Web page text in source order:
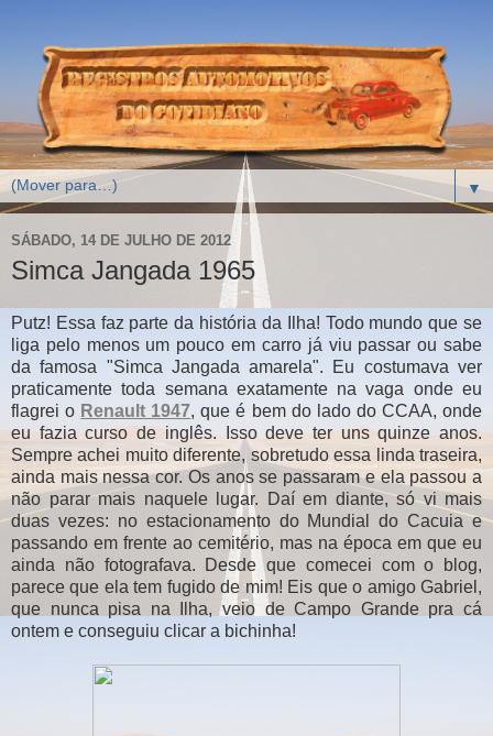
▼
SÁBADO, 14 DE JULHO DE 2012
Simca Jangada 1965
Putz! Essa faz parte da história da Ilha! Todo mundo que se
liga pelo menos um pouco em carro já viu passar ou sabe
da famosa "Simca Jangada amarela". Eu costumava ver
praticamente toda semana exatamente na vaga onde eu
flagrei o Renault 1947, que é bem do lado do CCAA, onde
eu fazia curso de inglês. Isso deve ter uns quinze anos.
Sempre achei muito diferente, sobretudo essa linda traseira,
ainda mais nessa cor. Os anos se passaram e ela passou a
não parar mais naquele lugar. Daí em diante, só vi mais
duas vezes: no estacionamento do Mundial do Cacuia e
passando em frente ao cemitério, mas na época em que eu
ainda não fotografava. Desde que comecei com o blog,
parece que ela tem fugido de mim! Eis que o amigo Gabriel,
que nunca pisa na Ilha, veio de Campo Grande pra cá
ontem e conseguiu clicar a bichinha!